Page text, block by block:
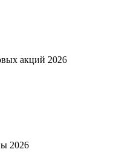
акций 2026
2026